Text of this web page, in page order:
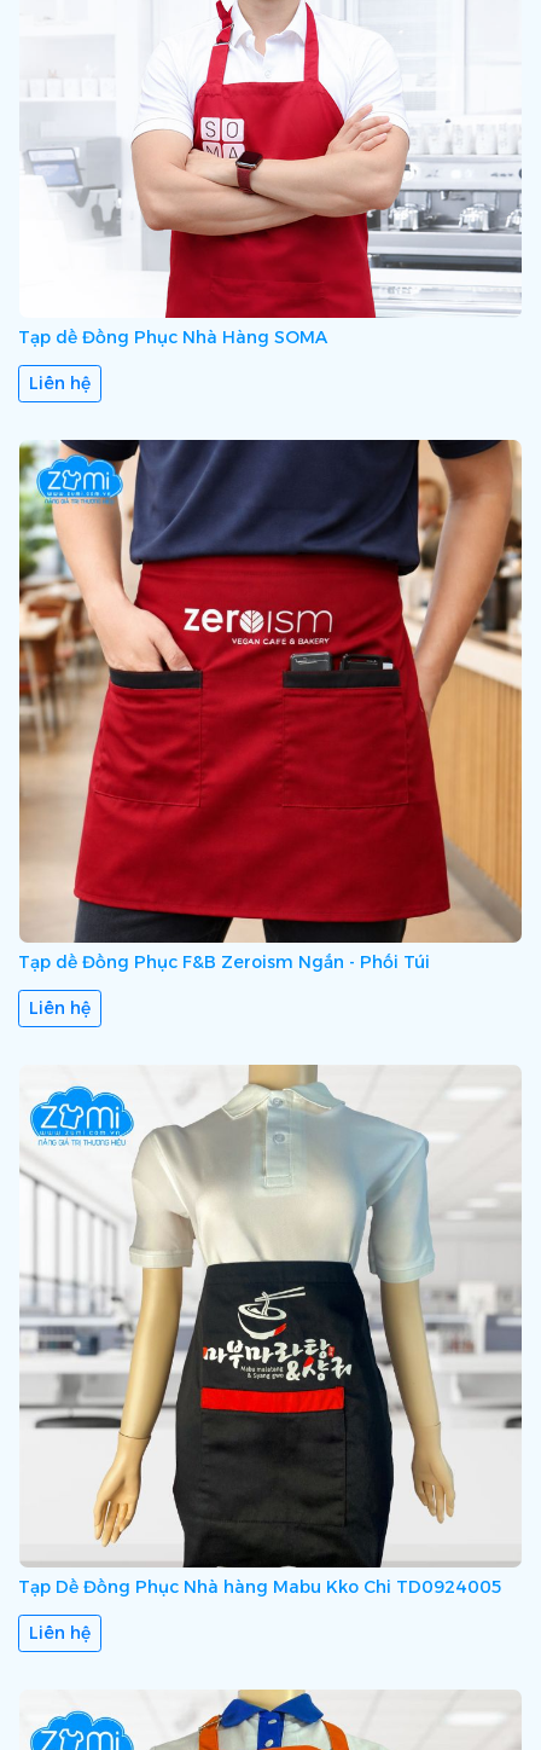
Tạp dề Đồng Phục Nhà Hàng SOMA
Liên hệ
Tạp dề Đồng Phục F&B Zeroism Ngắn - Phối Túi
Liên hệ
Tạp Dề Đồng Phục Nhà hàng Mabu Kko Chi TD0924005
Liên hệ